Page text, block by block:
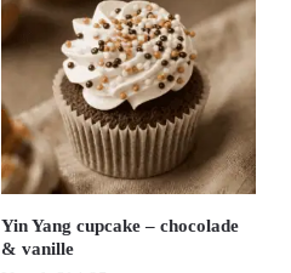
Yin Yang cupcake – chocolade
& vanille